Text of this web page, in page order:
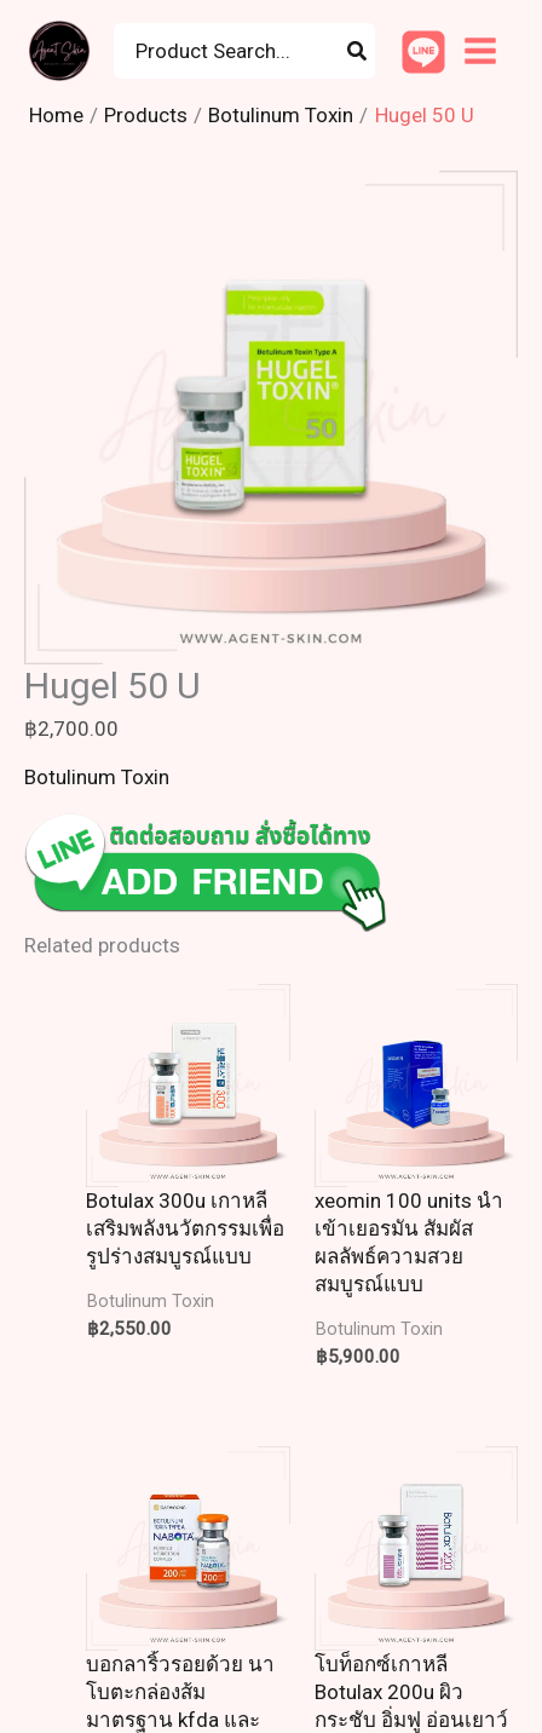
content
for:
Home Products Botulinum Toxin Hugel 50 U
Hugel 50 U
฿2,700.00
Botulinum Toxin
Related products
Botulax 300u เกาหลี
เสริมพลังนวัตกรรมเพื่อ
รูปร่างสมบูรณ์แบบ
Botulinum Toxin
฿2,550.00
xeomin 100 units นำ
เข้าเยอรมัน สัมผัส
ผลลัพธ์ความสวย
สมบูรณ์แบบ
Botulinum Toxin
฿5,900.00
บอกลาริ้วรอยด้วย นา
โบตะกล่องส้ม
มาตรฐาน kfda และ
โบท็อกซ์เกาหลี
Botulax 200u ผิว
กระชับ อิ่มฟู อ่อนเยาว์